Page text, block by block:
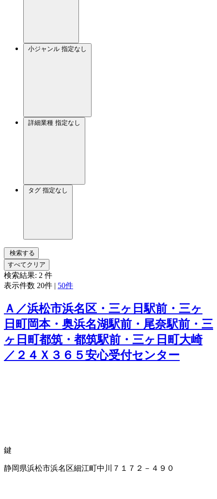
小ジャンル 指定なし
詳細業種 指定なし
タグ 指定なし
検索する
すべてクリア
検索結果: 2 件
表示件数 20件 | 50件
Ａ／浜松市浜名区・三ヶ日駅前・三ヶ
日町岡本・奥浜名湖駅前・尾奈駅前・三
ヶ日町都筑・都筑駅前・三ヶ日町大崎
／２４Ｘ３６５安心受付センター
鍵
静岡県浜松市浜名区細江町中川７１７２－４９０